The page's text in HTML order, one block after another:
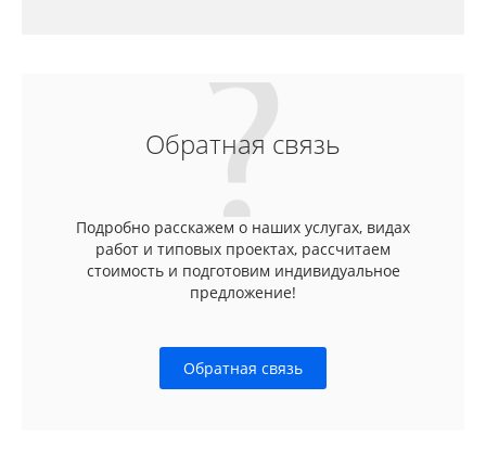
Обратная связь
Подробно расскажем о наших услугах, видах
работ и типовых проектах, рассчитаем
стоимость и подготовим индивидуальное
предложение!
Обратная связь